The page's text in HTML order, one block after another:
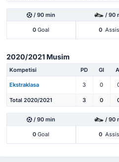
/ 90 min / 90
0 Goal 0
2020/2021 Musim
Kompetisi PD Gl
Ekstraklasa 3 0
Total 2020/2021 3 0
/ 90 min / 90
0 Goal 0